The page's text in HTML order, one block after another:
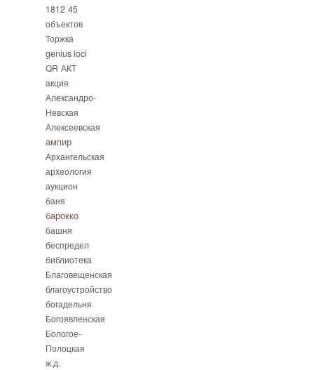
1812 45
объектов
Торжка
genius loci
QR АКТ
акция
Александро-
Невская
Алексеевская
ампир
Архангельская
археология
аукцион
баня
барокко
башня
беспредел
библиотека
Благовещенская
благоустройство
богадельня
Богоявленская
Бологое-
Полоцкая
ж.д.